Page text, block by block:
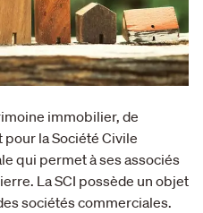
immobilier, de
la Société Civile
qui permet à ses associés
La SCI possède un objet
sociétés commerciales.